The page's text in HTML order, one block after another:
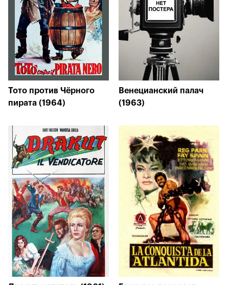
Тото против Чёрного
пирата (1964)
Венецианский палач
(1963)